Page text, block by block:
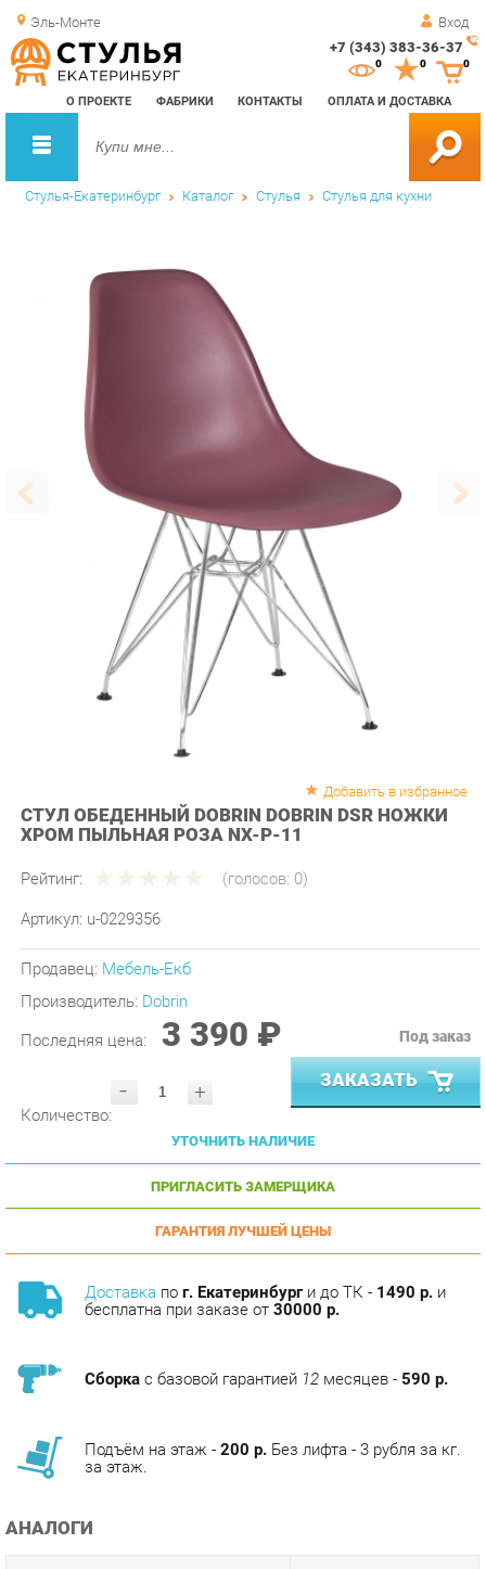
Эль-Монте Вход
+7 (343) 383-36-37
О ПРОЕКТЕ ФАБРИКИ КОНТАКТЫ ОПЛАТА И ДОСТАВКА
0 0
Стулья-Екатеринбург Каталог Стулья Стулья для кухни
СТУЛ ОБЕДЕННЫЙ DOBRIN DOBRIN DSR НОЖКИ
ХРОМ ПЫЛЬНАЯ РОЗА NX-P-11
Рейтинг: (голосов: 0
Артикул: u-0229356
Продавец: Мебель-Екб
Производитель:Dobrin
Последняя цена: 3 390 ₽
- +
ЗАКАЗАТЬ
УТОЧНИТЬ НАЛИЧИЕ
ПРИГЛАСИТЬ ЗАМЕРЩИКА
ГАРАНТИЯ ЛУЧШЕЙ ЦЕНЫ
по г. Екатеринбурги до ТК -
бесплатна при заказе от30000 р.
с базовой гарантией месяцев -
Подъём на этаж - 200 р.
Без лифта - 3 рубля за кг.
АНАЛОГИ